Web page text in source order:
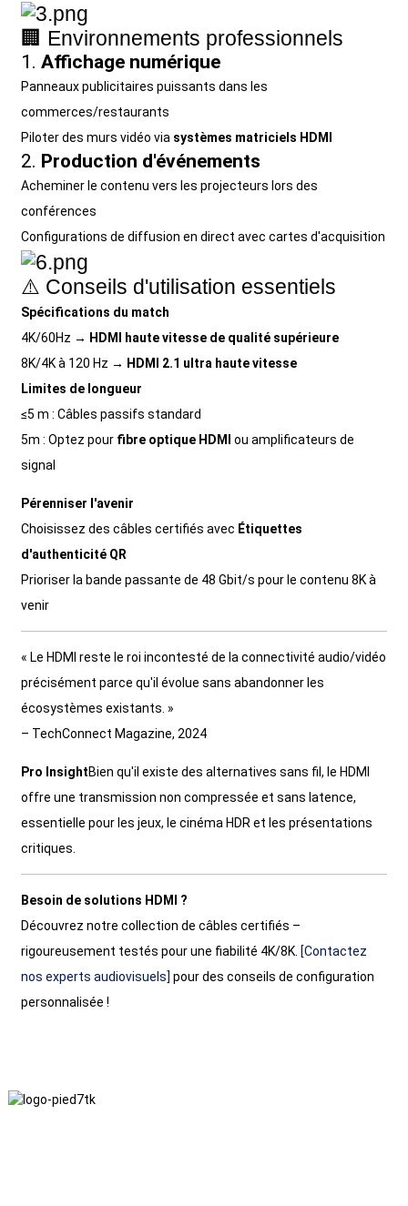
🏢 Environnements professionnels
1. Affichage numérique
Panneaux publicitaires puissants dans les
commerces/restaurants
Piloter des murs vidéo via systèmes matriciels HDMI
2. Production d'événements
Acheminer le contenu vers les projecteurs lors des
conférences
Configurations de diffusion en direct avec cartes d'acquisition
⚠️ Conseils d'utilisation essentiels
Spécifications du match
4K/60Hz → HDMI haute vitesse de qualité supérieure
8K/4K à 120 Hz → HDMI 2.1 ultra haute vitesse
Limites de longueur
≤5 m : Câbles passifs standard
5m : Optez pour fibre optique HDMI
ou amplificateurs de
signal
Pérenniser l'avenir
Choisissez des câbles certifiés avec Étiquettes
d'authenticité QR
Prioriser la bande passante de 48 Gbit/s pour le contenu 8K à
venir
« Le HDMI reste le roi incontesté de la connectivité audio/vidéo
précisément parce qu'il évolue sans abandonner les
écosystèmes existants. »
– TechConnect Magazine, 2024
Pro InsightBien qu'il existe des alternatives sans fil, le HDMI
offre une transmission non compressée et sans latence,
essentielle pour les jeux, le cinéma HDR et les présentations
critiques.
Besoin de solutions HDMI ?
Découvrez notre collection de câbles certifiés –
rigoureusement testés pour une fiabilité 4K/8K. [Contactez
nos experts audiovisuels] pour des conseils de configuration
personnalisée !